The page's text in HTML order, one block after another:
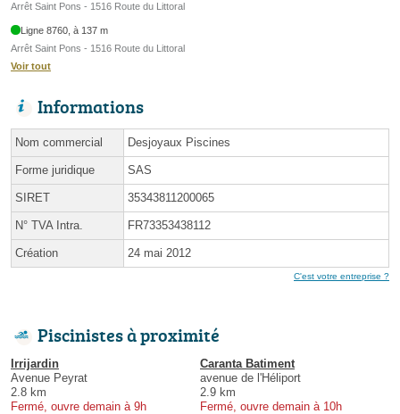
Arrêt Saint Pons - 1516 Route du Littoral
Ligne 8760, à 137 m
Arrêt Saint Pons - 1516 Route du Littoral
Voir tout
Informations
Nom commercial Desjoyaux Piscines
Forme juridique SAS
SIRET 35343811200065
N° TVA Intra. FR73353438112
Création 24 mai 2012
C'est votre entreprise ?
Piscinistes à proximité
Irrijardin
Avenue Peyrat
2.8 km
Fermé, ouvre demain à 9h
Caranta Batiment
avenue de l'Héliport
2.9 km
Fermé, ouvre demain à 10h